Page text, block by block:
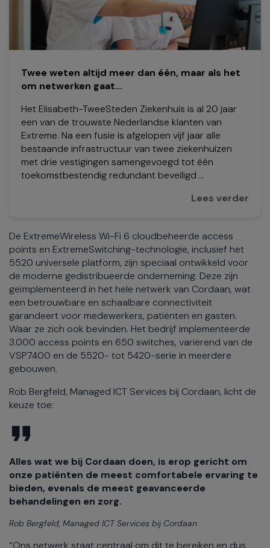
Twee weten altijd meer dan één, maar als het
om netwerken gaat...
Het Elisabeth-TweeSteden Ziekenhuis is al 20 jaar
een van de trouwste Nederlandse klanten van
Extreme. Na een fusie is afgelopen vijf jaar alle
bestaande infrastructuur van twee ziekenhuizen
met drie vestigingen samengevoegd tot één
toekomstbestendig redundant beveiligd ...
Lees verder
De ExtremeWireless Wi-Fi 6 cloudbeheerde access
points en ExtremeSwitching-technologie, inclusief het
5520 universele platform, zijn speciaal ontwikkeld voor
de moderne gedistribueerde onderneming. Deze zijn
geïmplementeerd in het hele netwerk van Cordaan, wat
een betrouwbare en schaalbare connectiviteit
garandeert voor medewerkers, patiënten en gasten.
Waar ze zich ook bevinden. Het bedrijf implementeerde
3.000 access points en 650 switches, variërend van de
VSP7400 en de 5520- tot 5420-serie in meerdere
gebouwen.
Rob Bergfeld, Managed ICT Services bij Cordaan, licht de
keuze toe:
Alles wat we bij Cordaan doen, is erop gericht om
onze patiënten de meest comfortabele ervaring te
bieden, evenals de meest geavanceerde
behandelingen en zorg.
Rob Bergfeld, Managed ICT Services bij Cordaan
“Ons netwerk staat centraal om dit te bereiken en dus